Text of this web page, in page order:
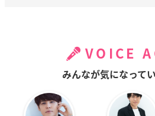
VOICE
みんなが気になって